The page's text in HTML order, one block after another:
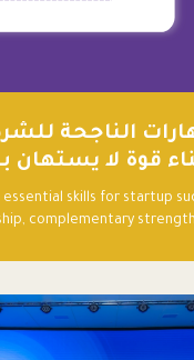
الناجحة
قوة لا يستهان
skills for startup
complementary
elevate your startup!